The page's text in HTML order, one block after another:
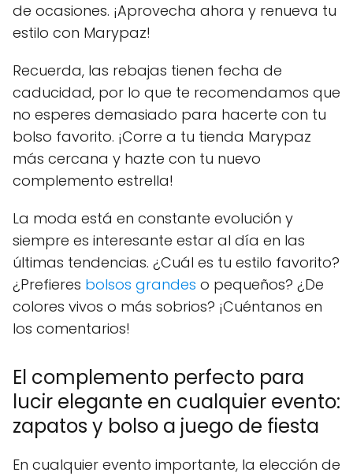
de ocasiones. ¡Aprovecha ahora y renueva tu
estilo con Marypaz!
Recuerda, las rebajas tienen fecha de
caducidad, por lo que te recomendamos que
no esperes demasiado para hacerte con tu
bolso favorito. ¡Corre a tu tienda Marypaz
más cercana y hazte con tu nuevo
complemento estrella!
La moda está en constante evolución y
siempre es interesante estar al día en las
últimas tendencias. ¿Cuál es tu estilo favorito?
¿Prefieres bolsos grandes o pequeños? ¿De
colores vivos o más sobrios? ¡Cuéntanos en
los comentarios!
El complemento perfecto para
lucir elegante en cualquier evento:
zapatos y bolso a juego de fiesta
En cualquier evento importante, la elección de